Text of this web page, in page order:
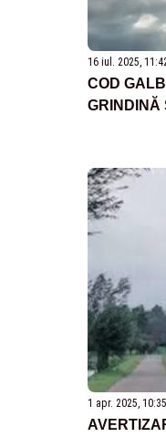
16 iul. 2025,
COD
GRINDINĂ
1 apr. 2025, 10:35